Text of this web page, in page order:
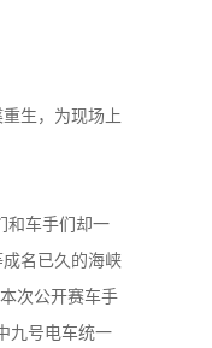
生，为现场上
和车手们却一
名已久的海峡
次公开赛车手
九号电车统一